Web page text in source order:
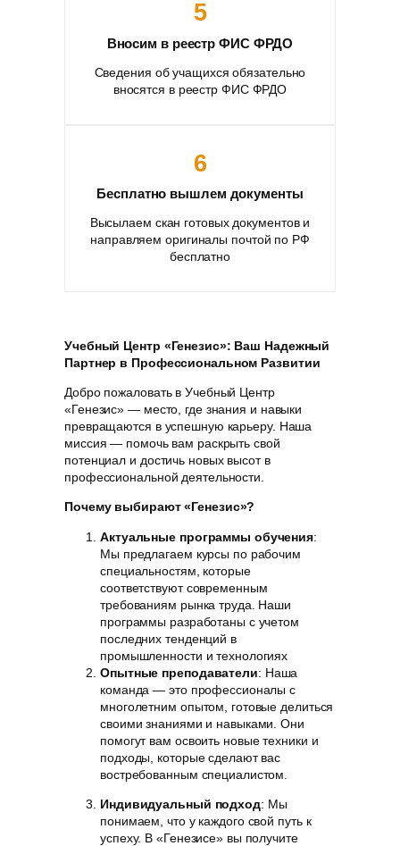
5
Вносим в реестр ФИС ФРДО
Сведения об учащихся обязательно
вносятся в реестр ФИС ФРДО
6
Бесплатно вышлем документы
Высылаем скан готовых документов и
направляем оригиналы почтой по РФ
бесплатно
Учебный Центр «Генезис»: Ваш Надежный
Партнер в Профессиональном Развитии
Добро пожаловать в Учебный Центр
«Генезис» — место, где знания и навыки
превращаются в успешную карьеру. Наша
миссия — помочь вам раскрыть свой
потенциал и достичь новых высот в
профессиональной деятельности.
Почему выбирают «Генезис»?
Актуальные программы обучения:
Мы предлагаем курсы по рабочим
специальностям, которые
соответствуют современным
требованиям рынка труда. Наши
программы разработаны с учетом
последних тенденций в
промышленности и технологиях
Опытные преподаватели: Наша
команда — это профессионалы с
многолетним опытом, готовые делиться
своими знаниями и навыками. Они
помогут вам освоить новые техники и
подходы, которые сделают вас
востребованным специалистом.
Индивидуальный подход: Мы
понимаем, что у каждого свой путь к
успеху. В «Генезисе» вы получите